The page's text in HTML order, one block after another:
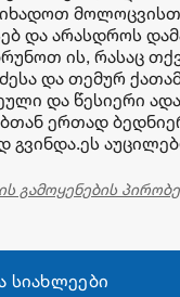
და არასდროს
ის, რასაც
და თემურ
და წესიერი
ერთად
გვინდა.ეს
გამოყენების
სიახლეები